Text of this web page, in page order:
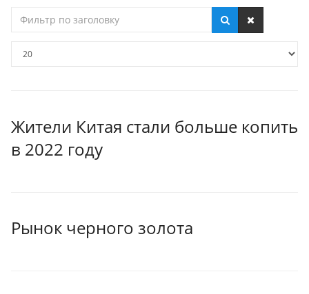
по
Жители Китая стали больше копить
в 2022 году
Рынок черного золота